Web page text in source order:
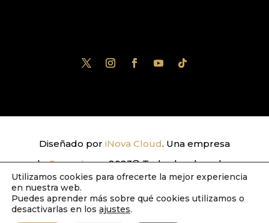
Diseñado por iNova Cloud. Una empresa
deGrupo Inova2023© Todos los derechos
reservados.Política de Privacidad |Aviso
Legal|Política de Cookies
Utilizamos cookies para ofrecerte la mejor experiencia
en nuestra web.
Puedes aprender más sobre qué cookies utilizamos o
desactivarlas en los ajustes.